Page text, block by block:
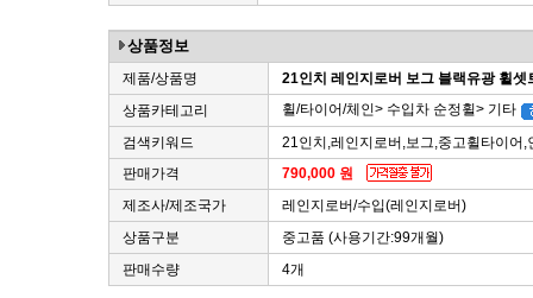
상품정보
제품/상품명
21인치 레인지로버 보그 블랙유광 휠셋
상품카테고리
휠/타이어/체인> 수입차 순정휠> 기타
검색키워드
21인치,레인지로버,보그,중고휠타이어,
판매가격
790,000 원
제조사/제조국가
레인지로버/수입(레인지로버)
상품구분
중고품 (사용기간:99개월)
판매수량
4개